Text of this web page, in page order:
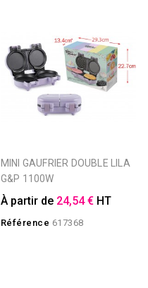
MINI GAUFRIER DOUBLE LILA
G&P 1100W
À partir de 24,54 € HT
Référence 617368